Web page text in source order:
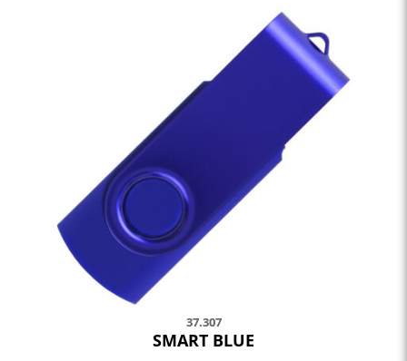
37.307
SMART BLUE